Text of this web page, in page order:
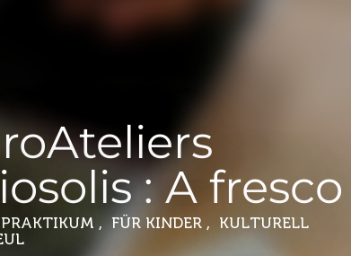
: A fresco
, FÜR KINDER , KULTURELL